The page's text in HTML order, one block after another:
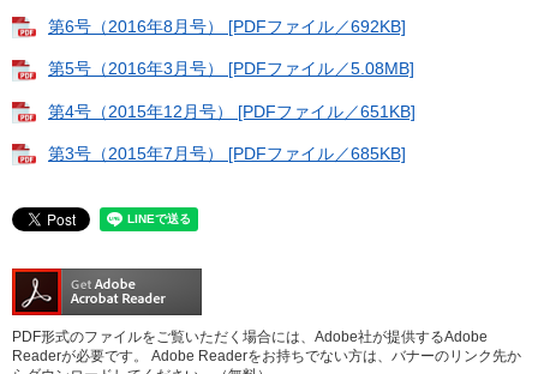
第6号（2016年8月号） [PDFファイル／692KB]
第5号（2016年3月号） [PDFファイル／5.08MB]
第4号（2015年12月号） [PDFファイル／651KB]
第3号（2015年7月号） [PDFファイル／685KB]
PDF形式のファイルをご覧いただく場合には、Adobe社が提供するAdobe
Readerが必要です。
Adobe Readerをお持ちでない方は、バナーのリンク先か